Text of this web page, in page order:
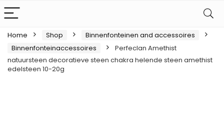
Home Shop
Binnenfonteinen and accessoires
Binnenfonteinaccessoires
Perfeclan Amethist
natuursteen decoratieve steen chakra helende steen amethist
edelsteen 10-20g